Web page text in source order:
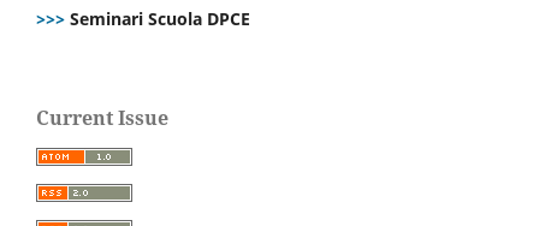
>>> Seminari Scuola DPCE
Current Issue